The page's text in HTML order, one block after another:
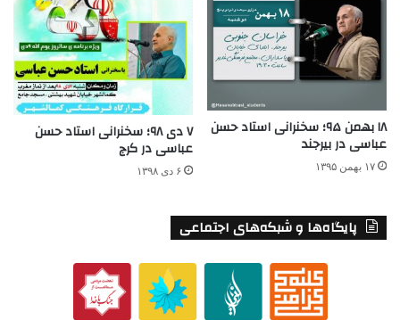
۱۸ بهمن ۹۵؛ سخنرانی استاد حسن
عباسی در بیرجند
۱۷ بهمن ۱۳۹۵
۷ دی ۹۸؛ سخنرانی استاد حسن
عباسی در کرج
۶ دی ۱۳۹۸
پایگاه‌ها و شبکه‌های اجتماعی